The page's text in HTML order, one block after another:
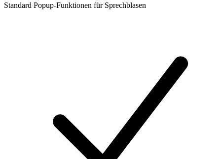
Standard Popup-Funktionen für Sprechblasen